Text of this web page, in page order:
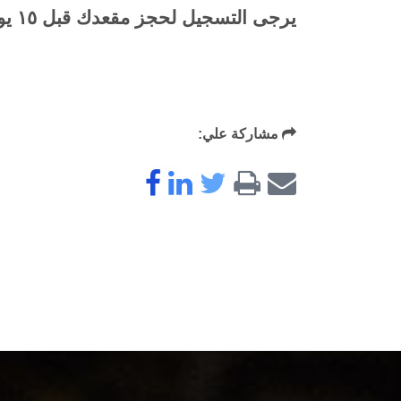
يرجى التسجيل لحجز مقعدك قبل ١٥ يوليو ٢٠٢٣
مشاركة علي: